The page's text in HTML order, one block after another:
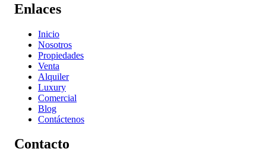
Enlaces
Inicio
Nosotros
Propiedades
Venta
Alquiler
Luxury
Comercial
Blog
Contáctenos
Contacto